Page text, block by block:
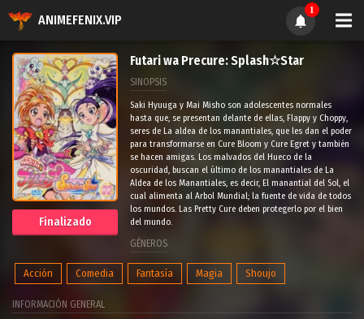
ANIMEFENIX.VIP
1
Finalizado
Futari wa Precure: Splash☆Star
SINOPSIS
Saki Hyuuga y Mai Misho son adolescentes normales
hasta que, se presentan delante de ellas, Flappy y Choppy,
seres de La aldea de los manantiales, que les dan el poder
para transformarse en Cure Bloom y Cure Egret y también
se hacen amigas. Los malvados del Hueco de la
oscuridad, buscan el último de los manantiales de La
Aldea de los Manantiales, es decir, El manantial del Sol, el
cual alimenta al Arbol Mundial; la fuente de vida de todos
los mundos. Las Pretty Cure deben protegerlo por el bien
del mundo.
GÉNEROS
Acción Comedia Fantasía Magia Shoujo
INFORMACIÓN GENERAL